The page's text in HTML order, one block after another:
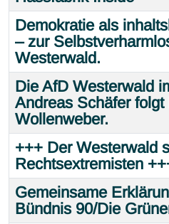
Demokratie als
– zur
Westerwald.
Die AfD Westerwald
Andreas Schäfer folgt
Wollenweber.
+++ Der Westerwald
Rechtsextremisten
Gemeinsame
Bündnis 90/Die